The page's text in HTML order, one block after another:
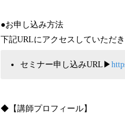
●お申し込み方法
下記URLにアクセスしていただ
セミナー申し込みURL▶︎
◆【講師プロフィール】